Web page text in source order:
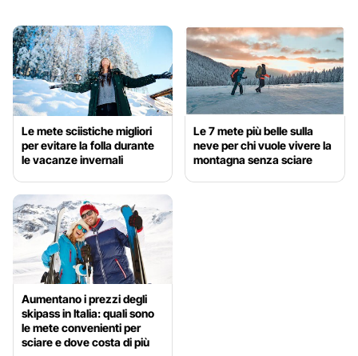
Le mete sciistiche migliori
per evitare la folla durante
le vacanze invernali
Le 7 mete più belle sulla
neve per chi vuole vivere la
montagna senza sciare
Aumentano i prezzi degli
skipass in Italia: quali sono
le mete convenienti per
sciare e dove costa di più